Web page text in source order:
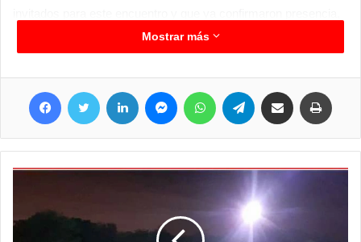
sabiendo que en Clorinda existe un apoyo muy importante y
que es llena de satisfacción a los aficionados a este tipo de
encuentros que reiteramos se realizara en dos jornadas,
sábado y domingo con detalles totalmente diferentes en cada
jornada por lo que es más que interesante ser parte en los dos
días, desde las 15 y hasta alrededor de las 23 hs.
Mostrar más
Facebook Twitter LinkedIn MessengerWhatsApp Telegram Compartir por correo electrónico